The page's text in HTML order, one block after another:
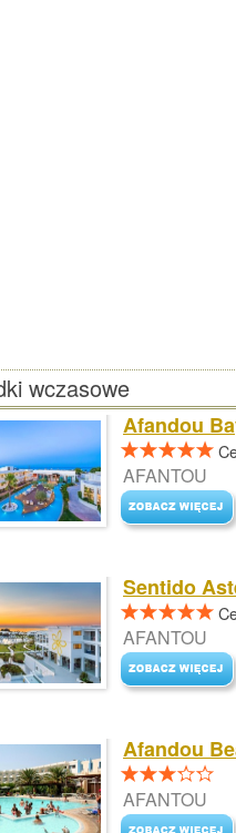
wczasowe
Afandou
AFANTOU
Sentido
AFANTOU
Afandou
AFANTOU